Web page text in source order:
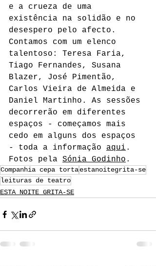
e a crueza de uma
existência na solidão e no
desespero pelo afecto.
Contamos com um elenco
talentoso: Teresa Faria,
Tiago Fernandes, Susana
Blazer, José Pimentão,
Carlos Vieira de Almeida e
Daniel Martinho. As sessões
decorrerão em diferentes
espaços - começamos mais
cedo em alguns dos espaços
- toda a informação aqui .
Fotos pela Sónia Godinho .
Companhia cepa tortaestanoitegrita-se
leituras de teatro
ESTA NOITE GRITA-SE